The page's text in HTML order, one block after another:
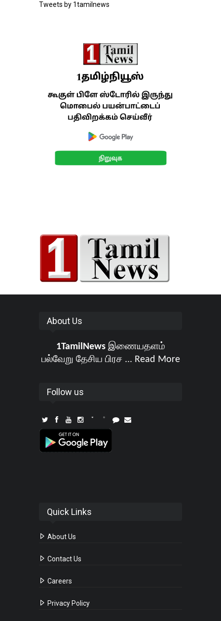
Tweets by 1tamilnews
About Us
1TamilNewsஇணையதளம்
பல்வேறு தேசிய பிரச ... Read More
Follow us
Quick Links
About Us
Contact Us
Careers
Privacy Policy